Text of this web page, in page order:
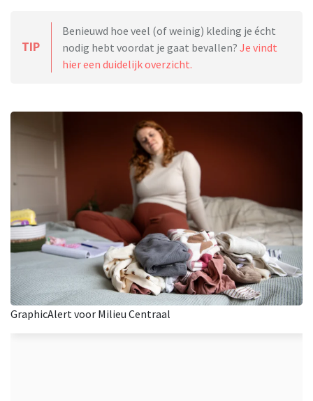
TIP
Benieuwd hoe veel (of weinig) kleding je écht
nodig hebt voordat je gaat bevallen? Je vindt
hier een duidelijk overzicht.
GraphicAlert voor Milieu Centraal